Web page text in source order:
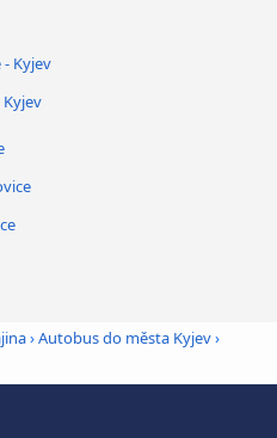
Kyjev
›Autobus do města Kyjev›